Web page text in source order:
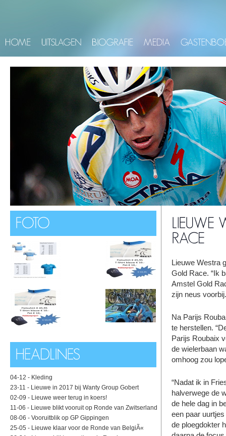
04-12 - Kleding
23-11 - Lieuwe in 2017 bij Wanty Group Gobert
02-09 - Lieuwe weer terug in koers!
11-06 - Lieuwe blikt vooruit op Ronde van Zwitserland
08-06 - Vooruitblik op GP Gippingen
25-05 - Lieuwe klaar voor de Ronde van BelgiÃ«
Lieuwe Westra
Gold Race. “Ik
Amstel Gold
zijn neus voorbij.
Na Parijs
te herstellen.
Parijs Roubaix
de wielerbaan
omhoog zou
“Nadat ik in
halverwege de
de hele dag in
een paar
de ploegdokter